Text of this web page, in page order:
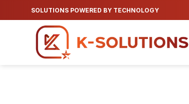
to
SOLUTIONS POWERED BY TECHNOLOGY